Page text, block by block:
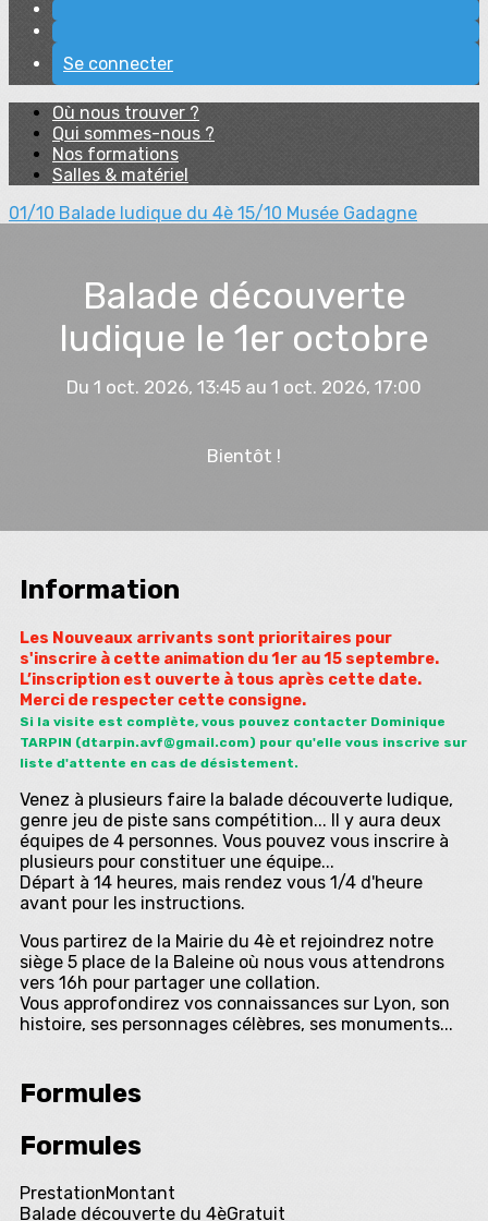
Se connecter
Où nous trouver ?
Qui sommes-nous ?
Nos formations
Salles & matériel
01/10 Balade ludique du 4è 15/10 Musée Gadagne
Balade découverte
ludique le 1er octobre
Du 1 oct. 2026, 13:45 au 1 oct. 2026, 17:00
Bientôt !
Information
Les Nouveaux arrivants sont prioritaires pour
s'inscrire à cette animation du 1er au 15 septembre.
L’inscription est ouverte à tous après cette date.
Merci de respecter cette consigne.
Si la visite est complète, vous pouvez contacter Dominique
TARPIN (dtarpin.avf@gmail.com) pour qu'elle vous inscrive sur
liste d'attente en cas de désistement.
Venez à plusieurs faire la balade découverte ludique,
genre jeu de piste sans compétition... Il y aura deux
équipes de 4 personnes. Vous pouvez vous inscrire à
plusieurs pour constituer une équipe...
Départ à 14 heures, mais rendez vous 1/4 d'heure
avant pour les instructions.
Vous partirez de la Mairie du 4è et rejoindrez notre
siège 5 place de la Baleine où nous vous attendrons
vers 16h pour partager une collation.
Vous approfondirez vos connaissances sur Lyon, son
histoire, ses personnages célèbres, ses monuments...
Formules
Formules
PrestationMontant
Balade découverte du 4èGratuit